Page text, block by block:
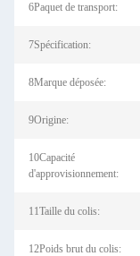
6Paquet de transport:
7Spécification:
8Marque déposée:
9Origine:
10Capacité
d'approvisionnement:
11Taille du colis:
12Poids brut du colis: